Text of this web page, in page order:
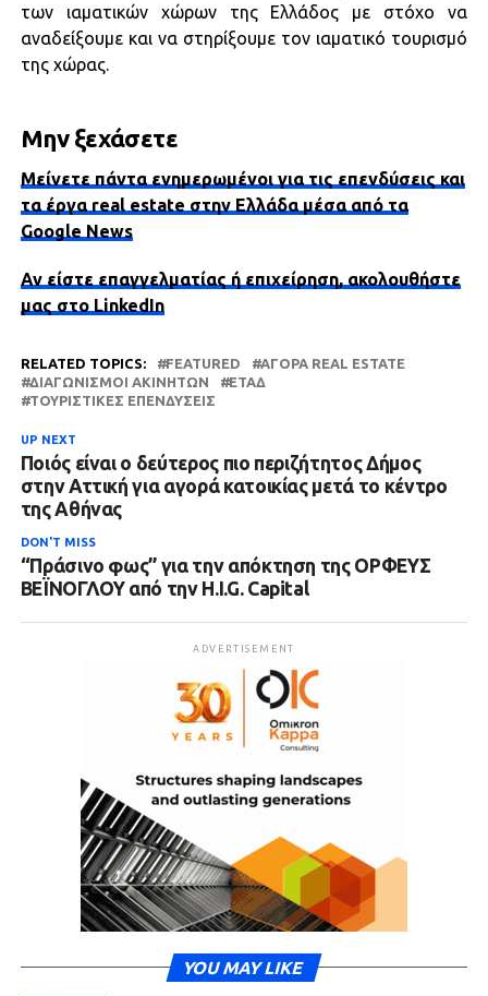
των ιαματικών χώρων της Ελλάδος με στόχο να
αναδείξουμε και να στηρίξουμε τον ιαματικό τουρισμό
της χώρας.
Μην ξεχάσετε
Μείνετε πάντα ενημερωμένοι για τις επενδύσεις και
τα έργα real estate στην Ελλάδα μέσα από τα
Google News
Αν είστε επαγγελματίας ή επιχείρηση, ακολουθήστε
μας στο LinkedIn
RELATED TOPICS: FEATURED
ΑΓΟΡΆ REAL ESTATE
ΔΙΑΓΩΝΙΣΜΟΊ ΑΚΙΝΉΤΩΝ
ΕΤΑΔ
ΤΟΥΡΙΣΤΙΚΈΣ ΕΠΕΝΔΎΣΕΙΣ
UP NEXT
Ποιός είναι ο δεύτερος πιο περιζήτητος Δήμος
στην Αττική για αγορά κατοικίας μετά το κέντρο
της Αθήνας
DON'T MISS
“Πράσινο φως” για την απόκτηση της ΟΡΦΕΥΣ
ΒΕΪΝΟΓΛΟΥ από την H.I.G. Capital
ADVERTISEMENT
YOU MAY LIKE